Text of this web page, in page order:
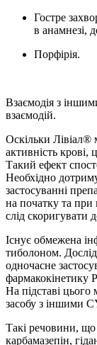
Гостре
в анамнезі,
Порфірія.
Взаємодія з
взаємодій.
Оскільки
активність
Такий ефект
Необхідно
застосуванні
на початку та при
слід скоригувати
Існує обмежена
тиболоном.
одночасне
фармакокінетику
На підставі цього
засобу з іншими
Такі речовини,
карбамазепін,